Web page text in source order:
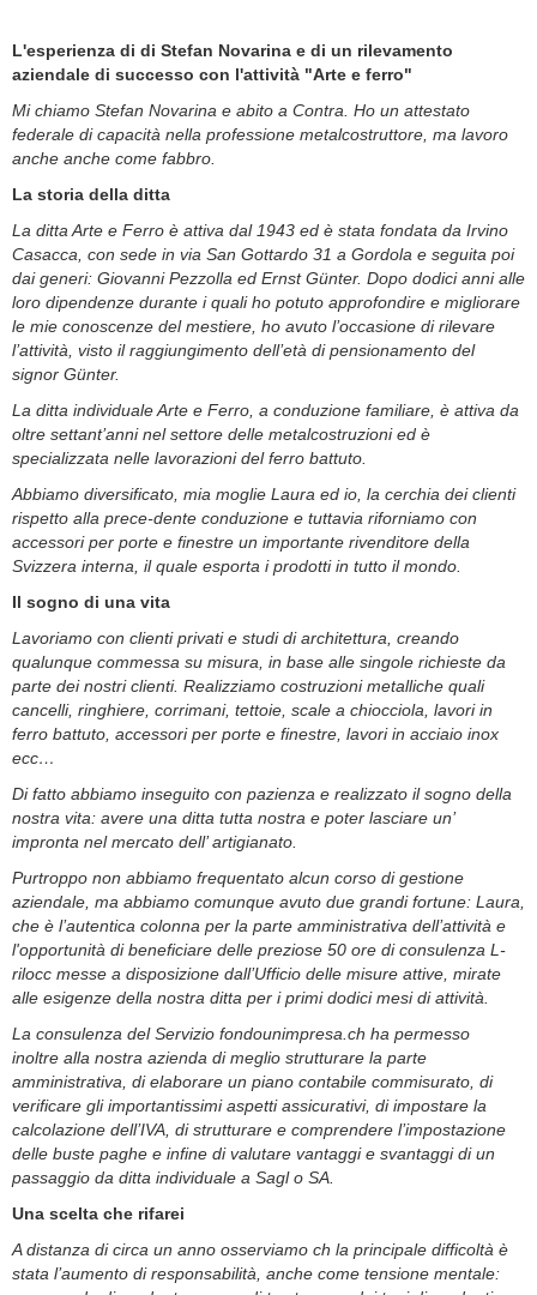
L'esperienza di di Stefan Novarina e di un rilevamento
aziendale di successo con l'attività "Arte e ferro"
Mi chiamo Stefan Novarina e abito a Contra. Ho un attestato
federale di capacità nella professione metalcostruttore, ma lavoro
anche anche come fabbro.
La storia della ditta
La ditta Arte e Ferro è attiva dal 1943 ed è stata fondata da Irvino
Casacca, con sede in via San Gottardo 31 a Gordola e seguita poi
dai generi: Giovanni Pezzolla ed Ernst Günter. Dopo dodici anni alle
loro dipendenze durante i quali ho potuto approfondire e migliorare
le mie conoscenze del mestiere, ho avuto l’occasione di rilevare
l’attività, visto il raggiungimento dell’età di pensionamento del
signor Günter.
La ditta individuale Arte e Ferro, a conduzione familiare, è attiva da
oltre settant’anni nel settore delle metalcostruzioni ed è
specializzata nelle lavorazioni del ferro battuto.
Abbiamo diversificato, mia moglie Laura ed io, la cerchia dei clienti
rispetto alla prece-dente conduzione e tuttavia riforniamo con
accessori per porte e finestre un importante rivenditore della
Svizzera interna, il quale esporta i prodotti in tutto il mondo.
Il sogno di una vita
Lavoriamo con clienti privati e studi di architettura, creando
qualunque commessa su misura, in base alle singole richieste da
parte dei nostri clienti. Realizziamo costruzioni metalliche quali
cancelli, ringhiere, corrimani, tettoie, scale a chiocciola, lavori in
ferro battuto, accessori per porte e finestre, lavori in acciaio inox
ecc…
Di fatto abbiamo inseguito con pazienza e realizzato il sogno della
nostra vita: avere una ditta tutta nostra e poter lasciare un’
impronta nel mercato dell’ artigianato.
Purtroppo non abbiamo frequentato alcun corso di gestione
aziendale, ma abbiamo comunque avuto due grandi fortune: Laura,
che è l’autentica colonna per la parte amministrativa dell’attività e
l'opportunità di beneficiare delle preziose 50 ore di consulenza L-
rilocc messe a disposizione dall’Ufficio delle misure attive, mirate
alle esigenze della nostra ditta per i primi dodici mesi di attività.
La consulenza del Servizio fondounimpresa.ch ha permesso
inoltre alla nostra azienda di meglio strutturare la parte
amministrativa, di elaborare un piano contabile commisurato, di
verificare gli importantissimi aspetti assicurativi, di impostare la
calcolazione dell’IVA, di strutturare e comprendere l’impostazione
delle buste paghe e infine di valutare vantaggi e svantaggi di un
passaggio da ditta individuale a Sagl o SA.
Una scelta che rifarei
A distanza di circa un anno osserviamo ch la principale difficoltà è
stata l’aumento di responsabilità, anche come tensione mentale: